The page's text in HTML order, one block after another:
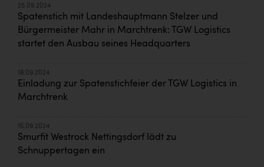
25.09.2024
Spatenstich mit Landeshauptmann Stelzer und
Bürgermeister Mahr in Marchtrenk: TGW Logistics
startet den Ausbau seines Headquarters
18.09.2024
Einladung zur Spatenstichfeier der TGW Logistics in
Marchtrenk
16.09.2024
Smurfit Westrock Nettingsdorf lädt zu
Schnuppertagen ein